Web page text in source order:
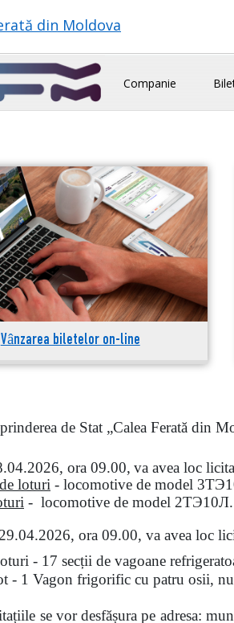
din Moldova
Companie
Vânzarea biletelor on-line
de Stat „Calea Ferată din
ora 09.00, va avea loc
loturi - locomotive de model 3ТЭ
- locomotive de model 2ТЭ10Л.
, ora 09.00, va avea loc
- 17 secții de vagoane
- 1 Vagon frigorific cu patru osii,
se vor desfășura pe adresa: